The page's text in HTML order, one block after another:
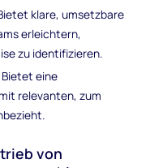
klare, umsetzbare
erleichtern,
zu identifizieren.
Bietet eine
relevanten, zum
von